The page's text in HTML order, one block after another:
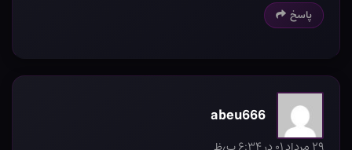
پاسخ
abeu666